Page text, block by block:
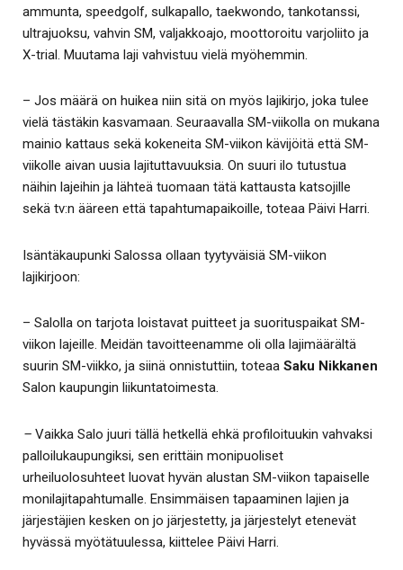
ammunta, speedgolf, sulkapallo, taekwondo, tankotanssi,
ultrajuoksu, vahvin SM, valjakkoajo, moottoroitu varjoliito ja
X-trial. Muutama laji vahvistuu vielä myöhemmin.
– Jos määrä on huikea niin sitä on myös lajikirjo, joka tulee
vielä tästäkin kasvamaan. Seuraavalla SM-viikolla on mukana
mainio kattaus sekä kokeneita SM-viikon kävijöitä että SM-
viikolle aivan uusia lajituttavuuksia. On suuri ilo tutustua
näihin lajeihin ja lähteä tuomaan tätä kattausta katsojille
sekä tv:n ääreen että tapahtumapaikoille, toteaa Päivi Harri.
Isäntäkaupunki Salossa ollaan tyytyväisiä SM-viikon
lajikirjoon:
– Salolla on tarjota loistavat puitteet ja suorituspaikat SM-
viikon lajeille. Meidän tavoitteenamme oli olla lajimäärältä
suurin SM-viikko, ja siinä onnistuttiin, toteaa Saku Nikkanen
Salon kaupungin liikuntatoimesta.
– Vaikka Salo juuri tällä hetkellä ehkä profiloituukin vahvaksi
palloilukaupungiksi, sen erittäin monipuoliset
urheiluolosuhteet luovat hyvän alustan SM-viikon tapaiselle
monilajitapahtumalle. Ensimmäisen tapaaminen lajien ja
järjestäjien kesken on jo järjestetty, ja järjestelyt etenevät
hyvässä myötätuulessa, kiittelee Päivi Harri.